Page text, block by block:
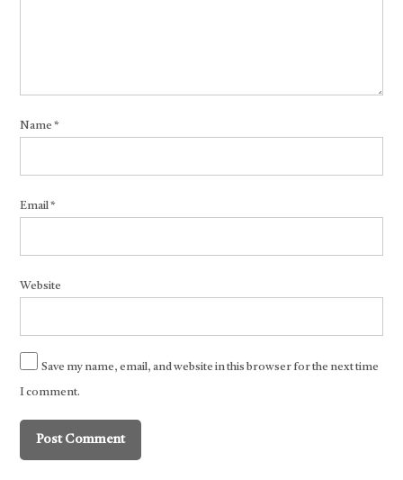
Name*
Email*
Website
Save my name, email, and website in this browser for the next time
I comment.